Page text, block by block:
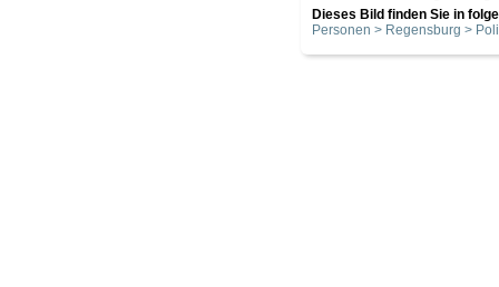
Dieses Bild finden Sie in
Personen > Regensburg >